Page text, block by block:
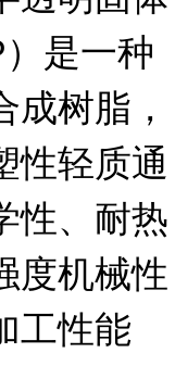
是一种
树脂，
性轻质通
性、耐热
度机械性
工性能